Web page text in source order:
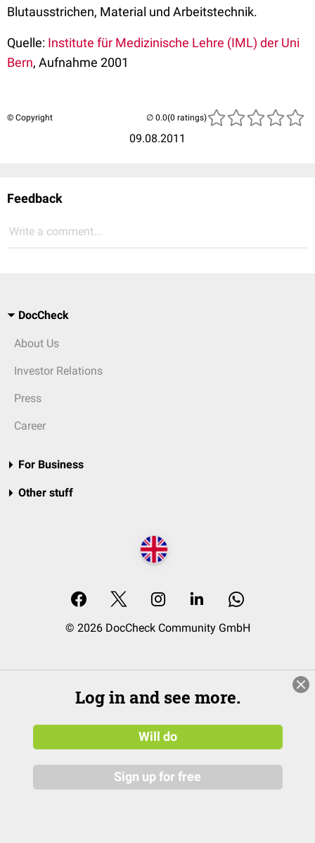
Blutausstrichen, Material und Arbeitstechnik.
Quelle: Institute für Medizinische Lehre (IML) der Uni
Bern, Aufnahme 2001
© Copyright
09.08.2011
(0 ratings)
Feedback
Write a comment...
DocCheck
About Us
Investor Relations
Press
Career
For Business
Other stuff
© 2026 DocCheck Community GmbH
Log in and see more.
Will do
Sign up for free